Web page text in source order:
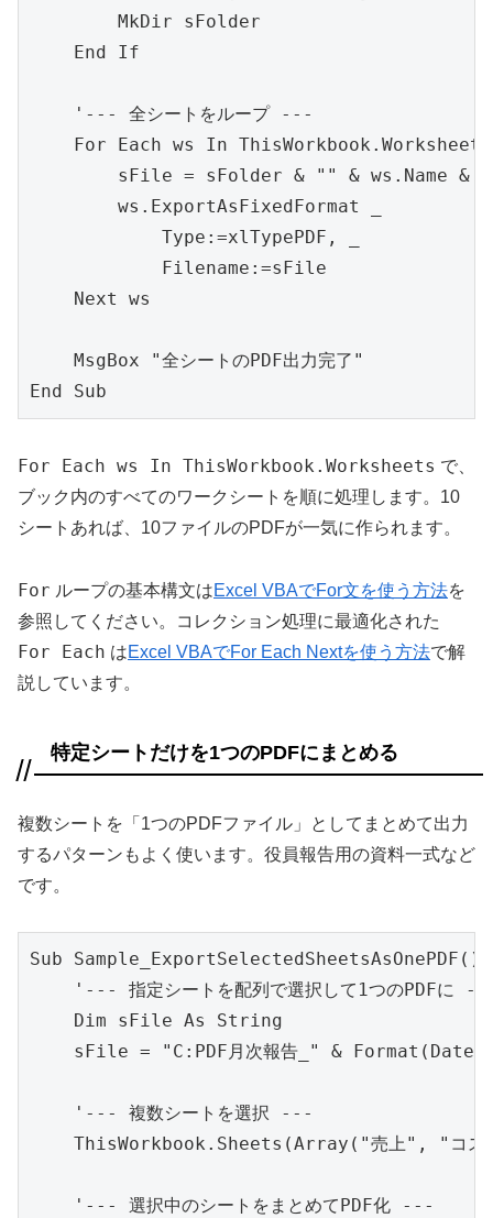
        MkDir sFolder
    End If
    '--- 全シートをループ ---
    For Each ws In ThisWorkbook.Worksheets
sFile = sFolder & "" & ws.Name &
        ws.ExportAsFixedFormat _
            Type:=xlTypePDF, _
            Filename:=sFile
    Next ws
    MsgBox "全シートのPDF出力完了"
End Sub
For Each ws In ThisWorkbook.Worksheets で、
ブック内のすべてのワークシートを順に処理します。10
シートあれば、10ファイルのPDFが一気に作られます。
For ループの基本構文はExcel VBAでFor文を使う方法を
参照してください。コレクション処理に最適化された
For Each はExcel VBAでFor Each Nextを使う方法で解
説しています。
特定シートだけを1つのPDFにまとめる
複数シートを「1つのPDFファイル」としてまとめて出力
するパターンもよく使います。役員報告用の資料一式など
です。
Sub Sample_ExportSelectedSheetsAsOnePDF()
'--- 指定シートを配列で選択して1つのPDFに
    Dim sFile As String
sFile = "C:PDF月次報告_" &
    '--- 複数シートを選択 ---
ThisWorkbook.Sheets(Array("売上", "コス
    '--- 選択中のシートをまとめてPDF化 ---